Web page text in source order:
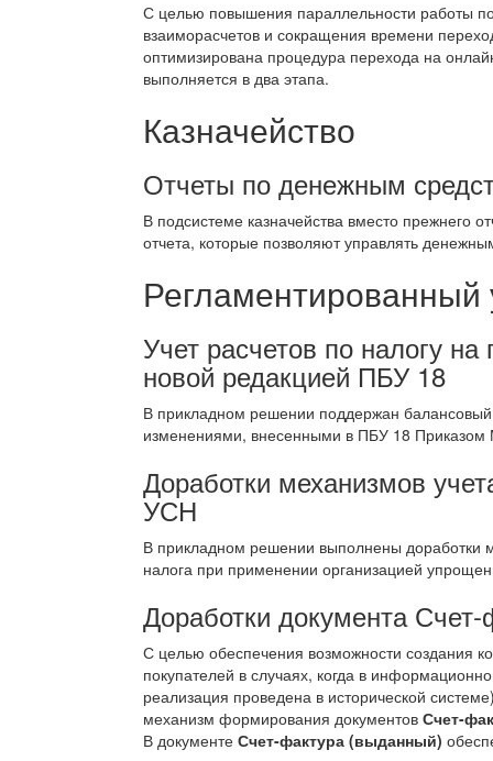
С целью повышения параллельности работы
взаиморасчетов и сокращения времени
оптимизирована процедура перехода на
выполняется в два этапа.
Казначейство
Отчеты по денежным
В подсистеме казначейства вместо прежнего
отчета, которые позволяют управлять
Регламентированный
Учет расчетов по налогу
новой редакцией ПБУ 18
В прикладном решении поддержан балансовый
изменениями, внесенными в ПБУ 18
Доработки механизмов
УСН
В прикладном решении выполнены доработки
налога при применении организацией
Доработки документа
С целью обеспечения возможности создания
покупателей в случаях, когда в
реализация проведена в исторической
механизм формирования документов Счет-
В документе Счет-фактура (выданный)